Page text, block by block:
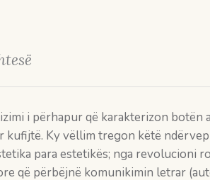
i përhapur që karakterizon botën
Ky vëllim tregon këtë
para estetikës; nga revolucioni
që përbëjnë komunikimin letrar